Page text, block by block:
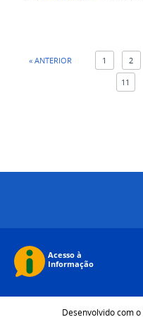
« ANTERIOR 1 2
11
Desenvolvido com